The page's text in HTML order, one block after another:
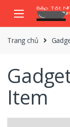
navigation
content
Trang chủ
Item